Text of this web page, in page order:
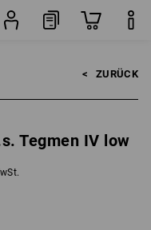
< ZURÜCK
Tegmen IV low